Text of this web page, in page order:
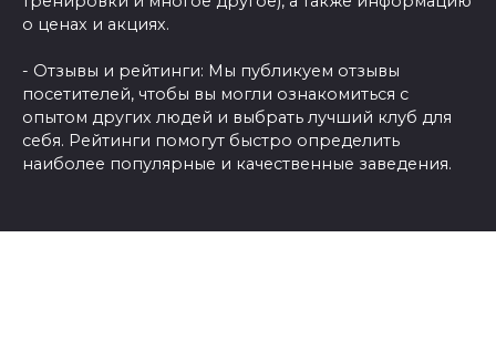
о ценах и акциях.
- Отзывы и рейтинги: Мы публикуем отзывы
посетителей, чтобы вы могли ознакомиться с
опытом других людей и выбрать лучший клуб для
себя. Рейтинги помогут быстро определить
наиболее популярные и качественные заведения.